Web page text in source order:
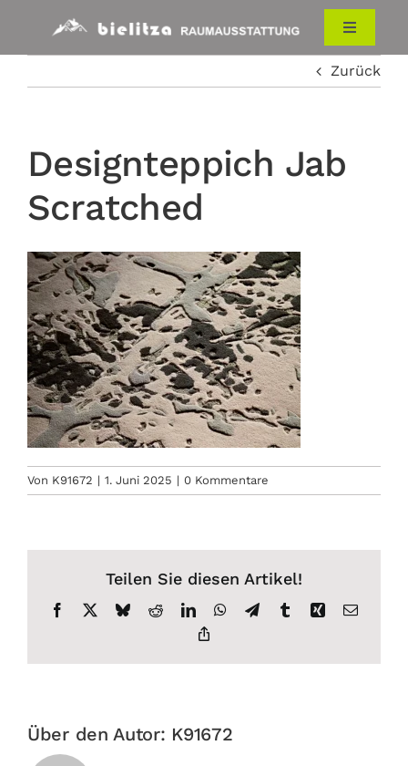
springen
Toggle
ÜBER UNS
KONTAKT
Zurück
Designteppich Jab
Scratched
Von K91672 | 1. Juni 2025 | 0 Kommentare
Teilen Sie diesen Artikel!
Facebook BlueskyRedditLinkedInWhatsApp
TelegramTumblrXing E-
Über den Autor: K91672